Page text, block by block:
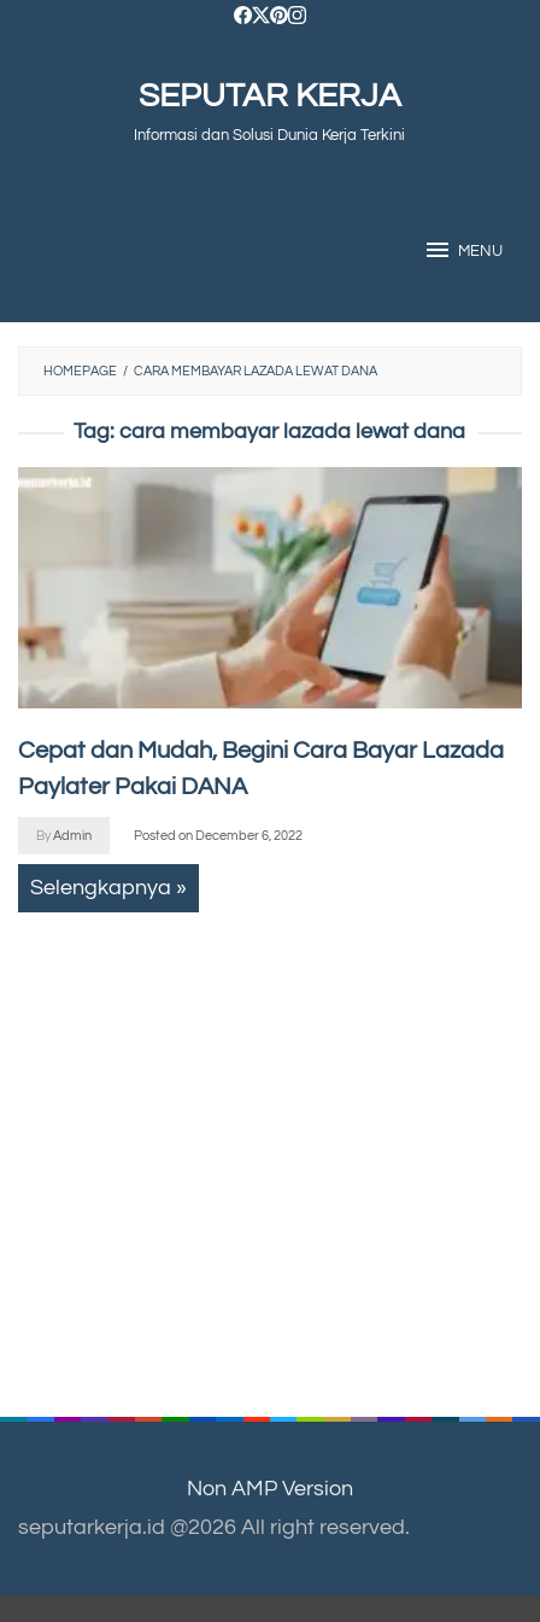
SEPUTAR KERJA
Informasi dan Solusi Dunia Kerja Terkini
MENU
HOMEPAGE / CARA MEMBAYAR LAZADA LEWAT DANA
Tag:cara membayar lazada lewat dana
Cepat dan Mudah, Begini Cara Bayar Lazada
Paylater Pakai DANA
ByAdmin Posted on December 6, 2022
Selengkapnya »
Non AMP Version
seputarkerja.id @2026 All right reserved.